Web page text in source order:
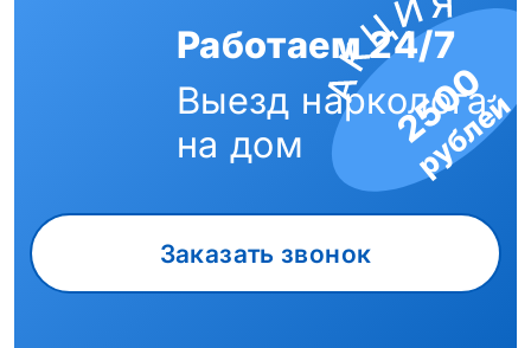
2500
рублей
Работаем 24/7
Выезд нарколога
на дом
Заказать звонок